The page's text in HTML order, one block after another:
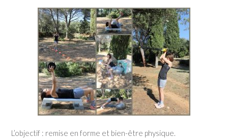
L’objectif : remise en forme et bien-être physique.